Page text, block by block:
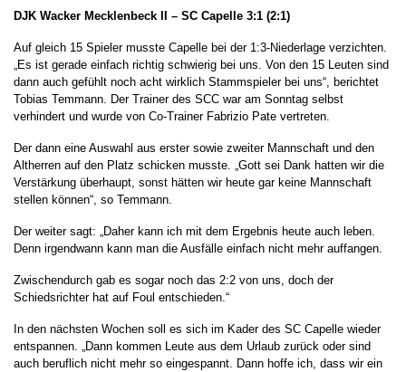
DJK Wacker Mecklenbeck II – SC Capelle 3:1 (2:1)
Auf gleich 15 Spieler musste Capelle bei der 1:3-Niederlage verzichten.
„Es ist gerade einfach richtig schwierig bei uns. Von den 15 Leuten sind
dann auch gefühlt noch acht wirklich Stammspieler bei uns“, berichtet
Tobias Temmann. Der Trainer des SCC war am Sonntag selbst
verhindert und wurde von Co-Trainer Fabrizio Pate vertreten.
Der dann eine Auswahl aus erster sowie zweiter Mannschaft und den
Altherren auf den Platz schicken musste. „Gott sei Dank hatten wir die
Verstärkung überhaupt, sonst hätten wir heute gar keine Mannschaft
stellen können“, so Temmann.
Der weiter sagt: „Daher kann ich mit dem Ergebnis heute auch leben.
Denn irgendwann kann man die Ausfälle einfach nicht mehr auffangen.
Zwischendurch gab es sogar noch das 2:2 von uns, doch der
Schiedsrichter hat auf Foul entschieden.“
In den nächsten Wochen soll es sich im Kader des SC Capelle wieder
entspannen. „Dann kommen Leute aus dem Urlaub zurück oder sind
auch beruflich nicht mehr so eingespannt. Dann hoffe ich, dass wir ein